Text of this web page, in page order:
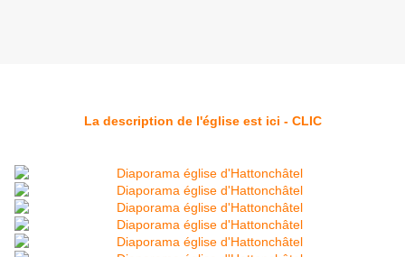
La description de l'église est ici - CLIC